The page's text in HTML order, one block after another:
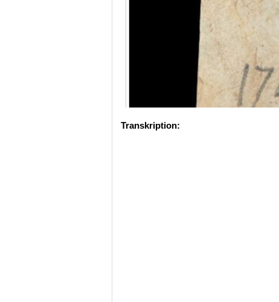
Transkription: